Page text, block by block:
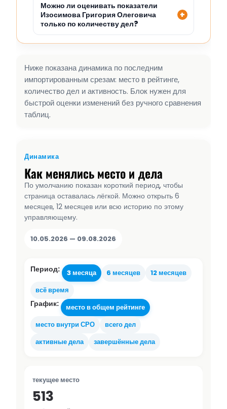
Можно ли оценивать показатели
Изосимова Григория Олеговича
только по количеству дел?
Ниже показана динамика по последним
импортированным срезам: место в рейтинге,
количество дел и активность. Блок нужен для
быстрой оценки изменений без ручного сравнения
таблиц.
Динамика
Как менялись место и дела
По умолчанию показан короткий период, чтобы
страница оставалась лёгкой. Можно открыть 6
месяцев, 12 месяцев или всю историю по этому
управляющему.
10.05.2026 — 09.08.2026
Период: 3 месяца 6 месяцев
12 месяцев
всё время
График:
место в общем рейтинге
место внутри СРО
всего дел
активные дела
завершённые дела
текущее место
513